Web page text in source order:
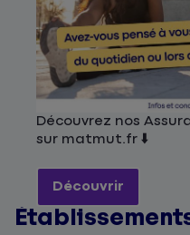
Découvrez nos
sur matmut.fr ⬇️
Découvrir